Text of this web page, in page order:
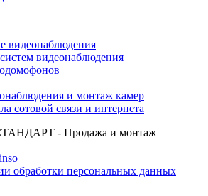
видеонаблюдения
видеонаблюдения
и монтаж камер
сотовой связи и интернета
- Продажа и монтаж
обработки персональных данных